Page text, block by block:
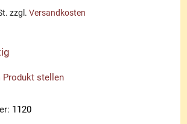
zzgl.Versandkosten
Produkt stellen
1120